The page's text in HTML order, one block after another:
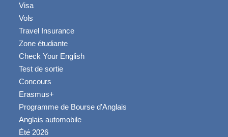
Visa
Vols
Travel Insurance
Zone étudiante
Check Your English
Test de sortie
Concours
Erasmus+
Programme de Bourse d’Anglais
Anglais automobile
Été 2026